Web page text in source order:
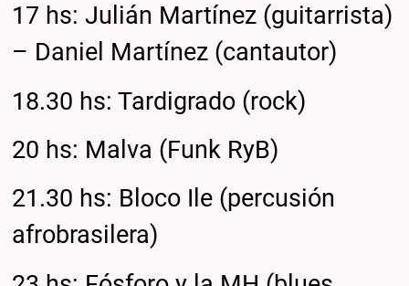
17 hs: Julián Martínez (guitarrista)
– Daniel Martínez (cantautor)
18.30 hs: Tardigrado (rock)
20 hs: Malva (Funk RyB)
21.30 hs: Bloco Ile (percusión
afrobrasilera)